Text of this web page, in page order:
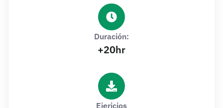
Duración:
+20hr
Ejericios